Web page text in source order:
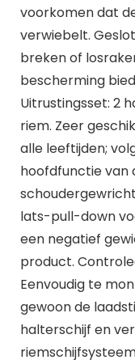
voorkomen dat
verwiebelt.
breken of
bescherming
Uitrustingsset: 2
riem. Zeer
alle leeftijden;
hoofdfunctie van
lats-pull-down
een negatief
product.
Eenvoudig te
gewoon de
halterschijf en